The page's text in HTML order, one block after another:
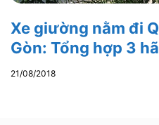
Xe giường nằm đi
Gòn: Tổng hợp 3
21/08/2018